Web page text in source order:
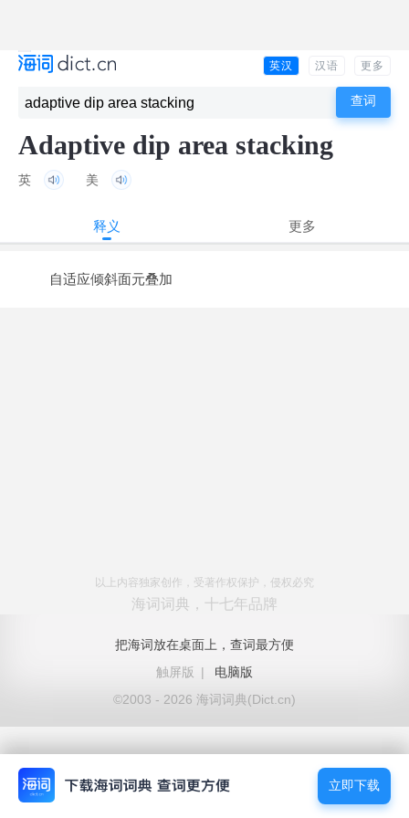
英汉 汉语 更多
Adaptive dip area stacking
英 美
释义 更多
自适应倾斜面元叠加
以上内容独家创作，受著作权保护，侵权必究
海词词典，十七年品牌
把海词放在桌面上，查词最方便
触屏版
|
电脑版
©2003 - 2026 海词词典(Dict.cn)
立即下载
立即下载